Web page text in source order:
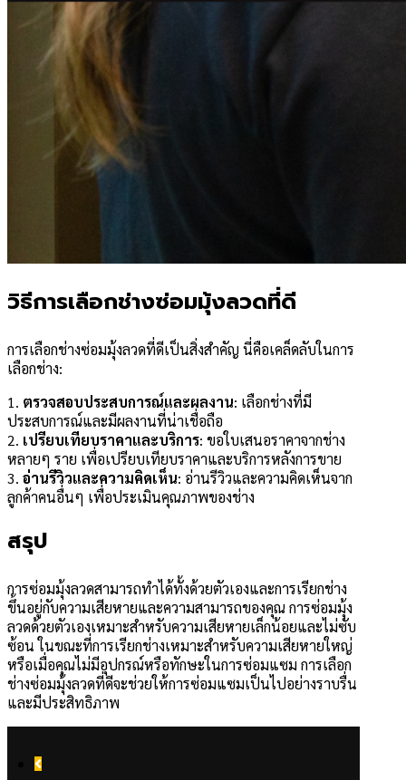
วิธีการเลือกช่างซ่อมมุ้งลวดที่ดี
การเลือกช่างซ่อมมุ้งลวดที่ดีเป็นสิ่งสำคัญ นี่คือเคล็ดลับในการ
เลือกช่าง:
1. ตรวจสอบประสบการณ์และผลงาน: เลือกช่างที่มี
ประสบการณ์และมีผลงานที่น่าเชื่อถือ
2. เปรียบเทียบราคาและบริการ: ขอใบเสนอราคาจากช่าง
หลายๆ ราย เพื่อเปรียบเทียบราคาและบริการหลังการขาย
3. อ่านรีวิวและความคิดเห็น: อ่านรีวิวและความคิดเห็นจาก
ลูกค้าคนอื่นๆ เพื่อประเมินคุณภาพของช่าง
สรุป
การซ่อมมุ้งลวดสามารถทำได้ทั้งด้วยตัวเองและการเรียกช่าง
ขึ้นอยู่กับความเสียหายและความสามารถของคุณ การซ่อมมุ้ง
ลวดด้วยตัวเองเหมาะสำหรับความเสียหายเล็กน้อยและไม่ซับ
ซ้อน ในขณะที่การเรียกช่างเหมาะสำหรับความเสียหายใหญ่
หรือเมื่อคุณไม่มีอุปกรณ์หรือทักษะในการซ่อมแซม การเลือก
ช่างซ่อมมุ้งลวดที่ดีจะช่วยให้การซ่อมแซมเป็นไปอย่างราบรื่น
และมีประสิทธิภาพ